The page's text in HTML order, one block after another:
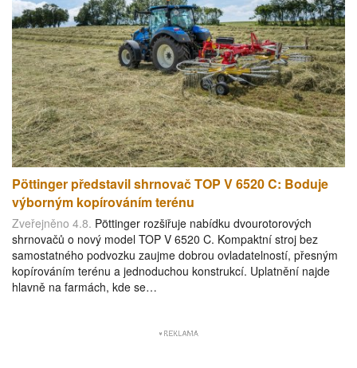
Pöttinger představil shrnovač TOP V 6520 C: Boduje
výborným kopírováním terénu
Zveřejněno 4.8. Pöttinger rozšiřuje nabídku dvourotorových
shrnovačů o nový model TOP V 6520 C. Kompaktní stroj bez
samostatného podvozku zaujme dobrou ovladatelností, přesným
kopírováním terénu a jednoduchou konstrukcí. Uplatnění najde
hlavně na farmách, kde se…